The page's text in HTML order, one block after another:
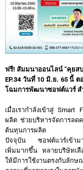
ฟรี! สัมมนาออนไลน์ “คุยส
EP.34 วันที่ 10 มิ.ย. 65 นี้ ต
โฉมการพัฒนาซอฟต์แวร์ ส
เมื่อเรากำลังเข้าสู่ Smart
ผลิต ช่วยบริหารจัดการลด
ต้นทุนการผลิต
ปัจจุบัน ซอฟต์แวร์เข้ามา
เพิ่มมากขึ้น หลายบริษัทเ
ให้มีการใช้งานตรงกับลัก